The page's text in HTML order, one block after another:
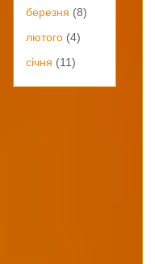
березня (8)
лютого (4)
січня (11)